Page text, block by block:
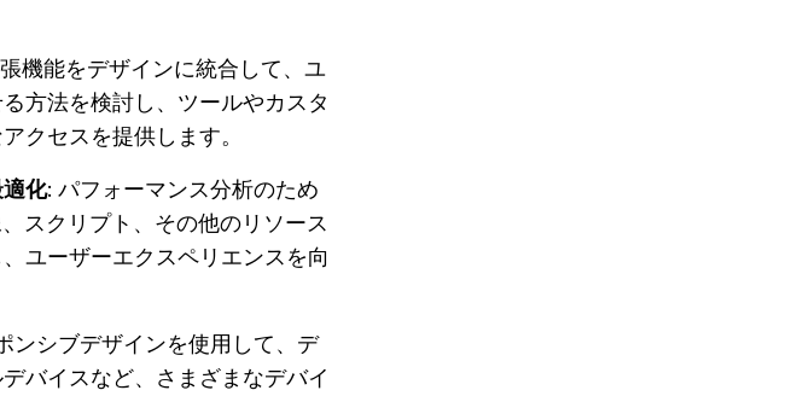
機能をデザインに統合して、ユ
方法を検討し、ツールやカスタ
クセスを提供します。
化: パフォーマンス分析のため
スクリプト、その他のリソース
ユーザーエクスペリエンスを向
ンシブデザインを使用して、デ
バイスなど、さまざまなデバイ